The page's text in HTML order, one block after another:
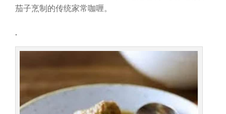
茄子烹制的传统家常咖喱。
.